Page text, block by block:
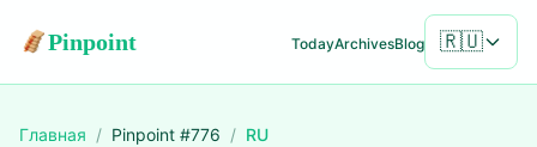
Pinpoint TodayArchivesBlog 🇷🇺
Главная / Pinpoint #776 / RU